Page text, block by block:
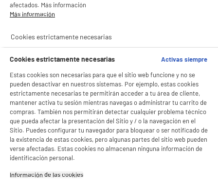
Rechazar todas
BIENVENIDO a ELECTRO
DEPOT
Con el fin de mejorar tu experiencia, y tras tu consentimiento, ELECTRO DEPOT
y sus socios utilizan cookies que procesan tus datos personales para:
afectados. Más información
Más información
Cookies estrictamente necesarias
Cookies estrictamente necesarias
Activas siempre
Estas cookies son necesarias para que el sitio web funcione y no se
pueden desactivar en nuestros sistemas. Por ejemplo, estas cookies
estrictamente necesarias te permitirán acceder a tu área de cliente,
mantener activa tu sesión mientras navegas o administrar tu carrito de
compras. También nos permitirán detectar cualquier problema técnico
que pueda afectar la presentación del Sitio y / o la navegación en el
Sitio. Puedes configurar tu navegador para bloquear o ser notificado de
la existencia de estas cookies, pero algunas partes del sitio web pueden
verse afectadas. Estas cookies no almacenan ninguna información de
identificación personal.
Información de las cookies‎